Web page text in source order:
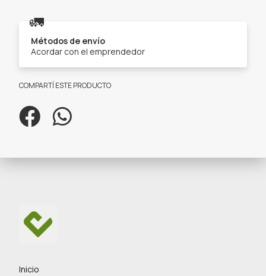
🚛
Métodos de envío
Acordar con el emprendedor
COMPARTÍ ESTE PRODUCTO
Inicio